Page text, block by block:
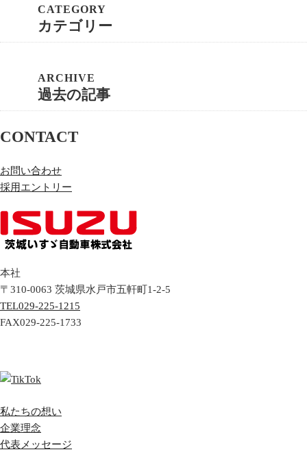
カテゴリー
過去の記事
CONTACT
お問い合わせ
採用エントリー
本社
〒310-0063 茨城県水戸市五軒町1-2-5
TEL029-225-1215
FAX029-225-1733
私たちの想い
企業理念
代表メッセージ